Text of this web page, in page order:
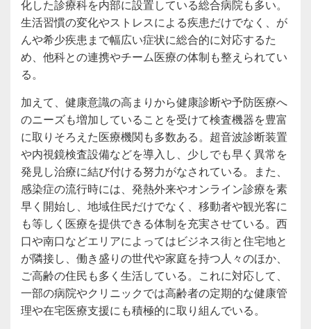
化した診療科を内部に設置している総合病院も多い。
生活習慣の変化やストレスによる疾患だけでなく、が
んや希少疾患まで幅広い症状に総合的に対応するた
め、他科との連携やチーム医療の体制も整えられてい
る。
加えて、健康意識の高まりから健康診断や予防医療へ
のニーズも増加していることを受けて検査機器を豊富
に取りそろえた医療機関も多数ある。超音波診断装置
や内視鏡検査設備などを導入し、少しでも早く異常を
発見し治療に結び付ける努力がなされている。また、
感染症の流行時には、発熱外来やオンライン診療を素
早く開始し、地域住民だけでなく、移動者や観光客に
も等しく医療を提供できる体制を充実させている。西
口や南口などエリアによってはビジネス街と住宅地と
が隣接し、働き盛りの世代や家庭を持つ人々のほか、
ご高齢の住民も多く生活している。これに対応して、
一部の病院やクリニックでは高齢者の定期的な健康管
理や在宅医療支援にも積極的に取り組んでいる。